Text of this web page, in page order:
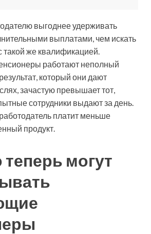
выгоднее удерживать
выплатами, чем искать
такой же квалификацией.
работают неполный
который они дают
зачастую превышает тот,
сотрудники выдают за день.
платит меньше
продукт.
могут